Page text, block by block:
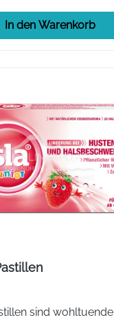
In den Warenkorb
sind wohltuende